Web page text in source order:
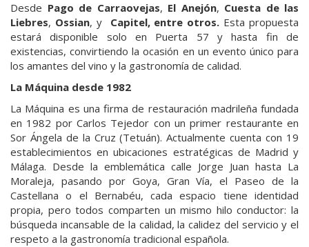
Desde Pago de Carraovejas, El Anejón, Cuesta de las
Liebres, Ossian, y Capitel, entre otros. Esta propuesta
estará disponible solo en Puerta 57 y hasta fin de
existencias, convirtiendo la ocasión en un evento único para
los amantes del vino y la gastronomía de calidad.
La Máquina desde 1982
La Máquina es una firma de restauración madrileña fundada
en 1982 por Carlos Tejedor con un primer restaurante en
Sor Ángela de la Cruz (Tetuán). Actualmente cuenta con 19
establecimientos en ubicaciones estratégicas de Madrid y
Málaga. Desde la emblemática calle Jorge Juan hasta La
Moraleja, pasando por Goya, Gran Vía, el Paseo de la
Castellana o el Bernabéu, cada espacio tiene identidad
propia, pero todos comparten un mismo hilo conductor: la
búsqueda incansable de la calidad, la calidez del servicio y el
respeto a la gastronomía tradicional española.